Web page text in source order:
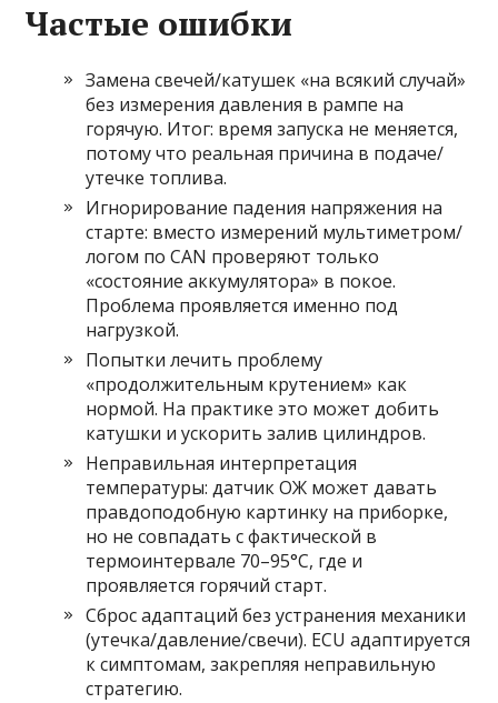
Частые ошибки
Замена свечей/катушек «на всякий случай»
без измерения давления в рампе на
горячую. Итог: время запуска не меняется,
потому что реальная причина в подаче/
утечке топлива.
Игнорирование падения напряжения на
старте: вместо измерений мультиметром/
логом по CAN проверяют только
«состояние аккумулятора» в покое.
Проблема проявляется именно под
нагрузкой.
Попытки лечить проблему
«продолжительным крутением» как
нормой. На практике это может добить
катушки и ускорить залив цилиндров.
Неправильная интерпретация
температуры: датчик ОЖ может давать
правдоподобную картинку на приборке,
но не совпадать с фактической в
термоинтервале 70–95°C, где и
проявляется горячий старт.
Сброс адаптаций без устранения механики
(утечка/давление/свечи). ECU адаптируется
к симптомам, закрепляя неправильную
стратегию.